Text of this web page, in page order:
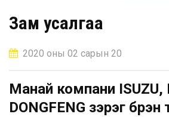
Зам усалгаа
2020 оны 02 сарын 20
Манай компани ISUZU,
DONGFENG зэрэг